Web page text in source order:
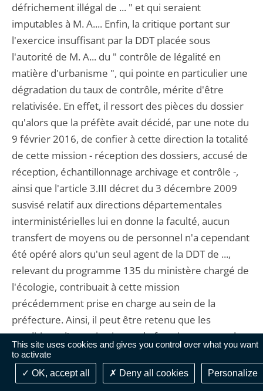
This site uses cookies and gives you control over what you want
to activate
OK, accept all
Deny all cookies Personalize
défrichement illégal de ... " et qui seraient
imputables à M. A.... Enfin, la critique portant sur
l'exercice insuffisant par la DDT placée sous
l'autorité de M. A... du " contrôle de légalité en
matière d'urbanisme ", qui pointe en particulier une
dégradation du taux de contrôle, mérite d'être
relativisée. En effet, il ressort des pièces du dossier
qu'alors que la préfète avait décidé, par une note du
9 février 2016, de confier à cette direction la totalité
de cette mission - réception des dossiers, accusé de
réception, échantillonnage archivage et contrôle -,
ainsi que l'article 3.III décret du 3 décembre 2009
susvisé relatif aux directions départementales
interministérielles lui en donne la faculté, aucun
transfert de moyens ou de personnel n'a cependant
été opéré alors qu'un seul agent de la DDT de ...,
relevant du programme 135 du ministère chargé de
l'écologie, contribuait à cette mission
précédemment prise en charge au sein de la
préfecture. Ainsi, il peut être retenu que les
conditions d'organisation et de fonctionnement du
service dont M. A... avait la charge ne lui ont pas
permis d'atteindre entièrement le sous objectif de "
fiabilisation de contrôle de légalité en matière